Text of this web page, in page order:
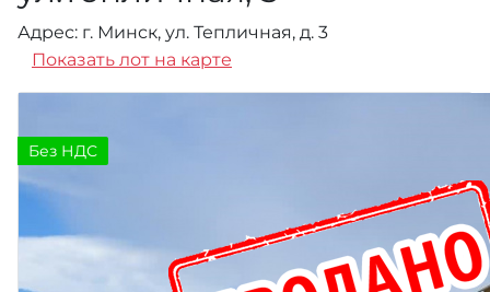
Адрес: г. Минск, ул. Тепличная, д. 3
Показать лот на карте
Без НДС